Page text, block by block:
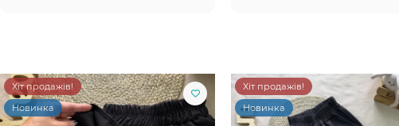
Хіт продажів!
Новинка
Хіт продажів!
Новинка